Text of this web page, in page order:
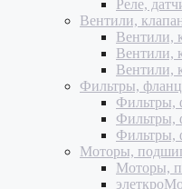
Реле,
Вентили,
Вентили,
Вентили,
Вентили,
Фильтры,
Фильтры,
Фильтры,
Фильтры,
Моторы,
Моторы,